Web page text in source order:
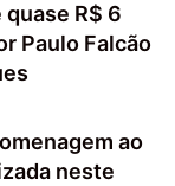
R$ 6
Paulo Falcão
ao
neste